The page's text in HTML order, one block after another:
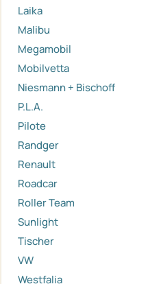
Laika
Malibu
Megamobil
Mobilvetta
Niesmann + Bischoff
P.L.A.
Pilote
Randger
Renault
Roadcar
Roller Team
Sunlight
Tischer
VW
Westfalia